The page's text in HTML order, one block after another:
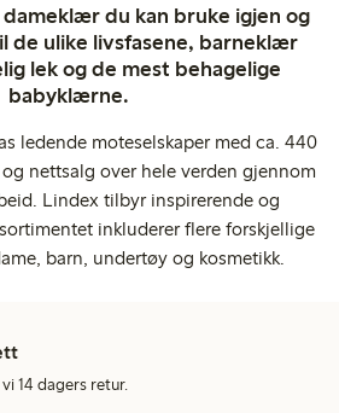
du kan bruke igjen og
de ulike livsfasene, barneklær
lek og de mest behagelige
babyklærne.
ledende moteselskaper med ca. 440
og nettsalg over hele verden gjennom
Lindex tilbyr inspirerende og
inkluderer flere forskjellige
barn, undertøy og kosmetikk.
14 dagers retur.